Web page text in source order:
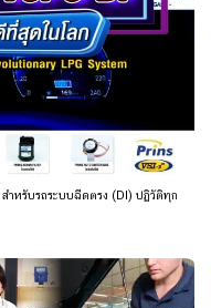
หรับรถระบบฉีดตรง (DI) ปฏิวัติทุก